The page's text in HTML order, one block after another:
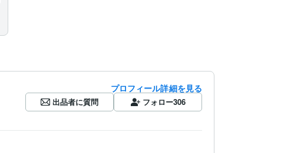
プロフィール詳細を見る
出品者に質問 フォロー306